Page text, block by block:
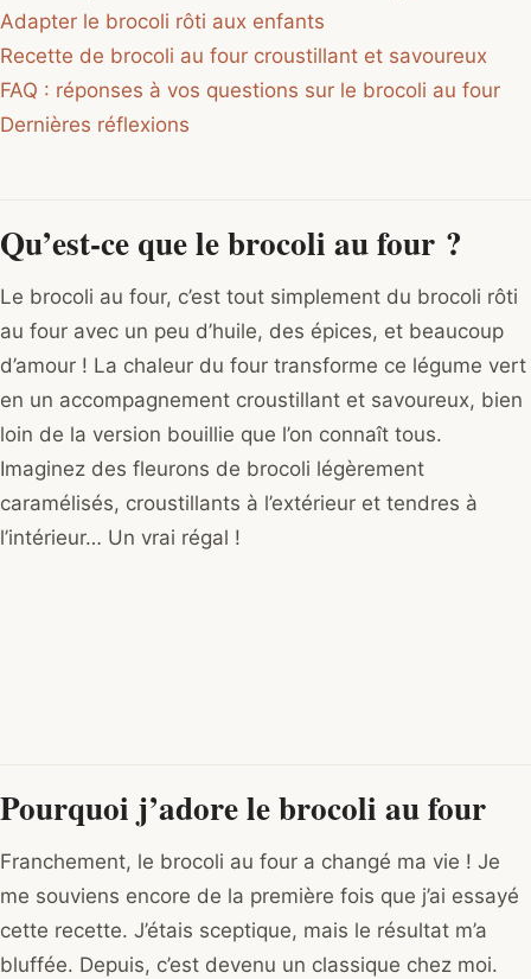
Adapter le brocoli rôti aux enfants
Recette de brocoli au four croustillant et savoureux
FAQ : réponses à vos questions sur le brocoli au four
Dernières réflexions
Qu’est-ce que le brocoli au four ?
Le brocoli au four, c’est tout simplement du brocoli rôti
au four avec un peu d’huile, des épices, et beaucoup
d’amour ! La chaleur du four transforme ce légume vert
en un accompagnement croustillant et savoureux, bien
loin de la version bouillie que l’on connaît tous.
Imaginez des fleurons de brocoli légèrement
caramélisés, croustillants à l’extérieur et tendres à
l’intérieur… Un vrai régal !
Pourquoi j’adore le brocoli au four
Franchement, le brocoli au four a changé ma vie ! Je
me souviens encore de la première fois que j’ai essayé
cette recette. J’étais sceptique, mais le résultat m’a
bluffée. Depuis, c’est devenu un classique chez moi.